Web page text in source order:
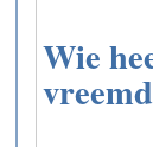
Wie